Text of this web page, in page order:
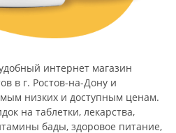
интернет магазин
в г. Ростов-на-Дону и
низких и доступным ценам.
на таблетки, лекарства,
бады, здоровое питание,